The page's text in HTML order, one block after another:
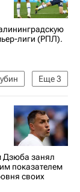
лиги (РПЛ).
Еще3
Дзюба занял
показателем
своих